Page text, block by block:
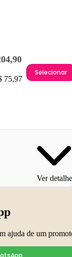
75,97
Selecionar
Ver
ajuda de um